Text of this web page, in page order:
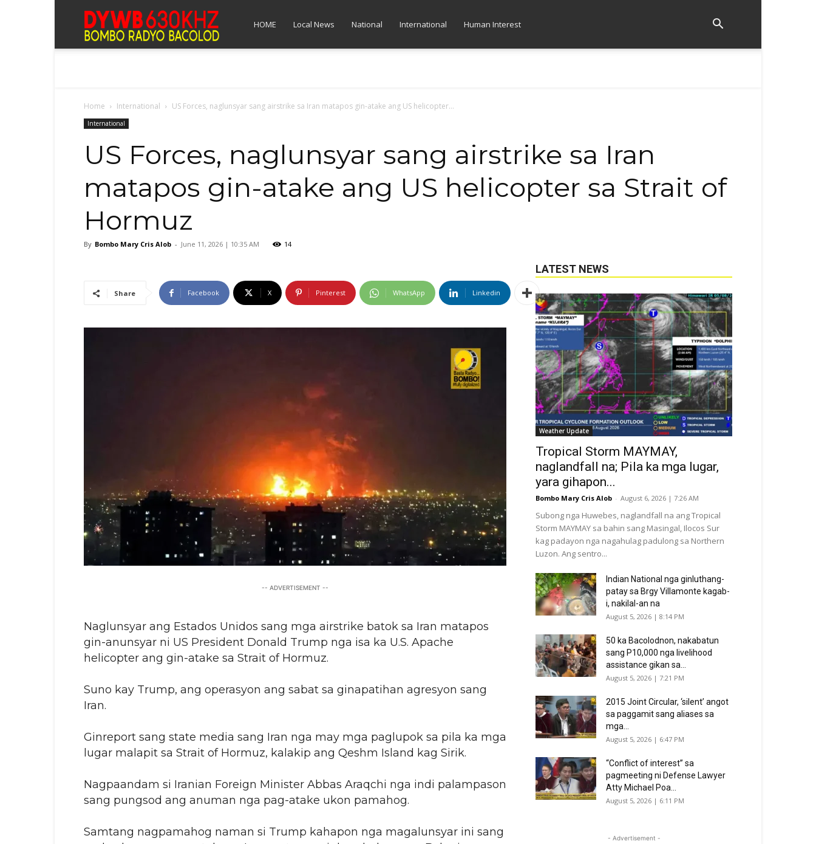
HOME Local News National International Human Interest
Home International US Forces, naglunsyar sang airstrike sa Iran matapos gin-atake ang US helicopter...
International
US Forces, naglunsyar sang airstrike sa Iran
matapos gin-atake ang US helicopter sa Strait of
Hormuz
By Bombo Mary Cris Alob - June 11, 2026 | 10:35 AM 14
Share Facebook X Pinterest WhatsApp Linkedin
-- ADVERTISEMENT --
Naglunsyar ang Estados Unidos sang mga airstrike batok sa Iran matapos
gin-anunsyar ni US President Donald Trump nga isa ka U.S. Apache
helicopter ang gin-atake sa Strait of Hormuz.
Suno kay Trump, ang operasyon ang sabat sa ginapatihan agresyon sang
Iran.
Ginreport sang state media sang Iran nga may mga paglupok sa pila ka mga
lugar malapit sa Strait of Hormuz, kalakip ang Qeshm Island kag Sirik.
Nagpaandam si Iranian Foreign Minister Abbas Araqchi nga indi palampason
sang pungsod ang anuman nga pag-atake ukon pamahog.
Samtang nagpamahog naman si Trump kahapon nga magalunsyar ini sang
LATEST NEWS
Weather Update
Tropical Storm MAYMAY,
naglandfall na; Pila ka mga lugar,
yara gihapon...
Bombo Mary Cris Alob - August 6, 2026 | 7:26 AM
Subong nga Huwebes, naglandfall na ang Tropical
Storm MAYMAY sa bahin sang Masingal, Ilocos Sur
kag padayon nga nagahulag padulong sa Northern
Luzon. Ang sentro...
Indian National nga ginluthang-
patay sa Brgy Villamonte kagab-
i, nakilal-an na
August 5, 2026 | 8:14 PM
50 ka Bacolodnon, nakabatun
sang P10,000 nga livelihood
assistance gikan sa...
August 5, 2026 | 7:21 PM
2015 Joint Circular, ‘silent’ angot
sa paggamit sang aliases sa
mga...
August 5, 2026 | 6:47 PM
“Conflict of interest” sa
pagmeeting ni Defense Lawyer
Atty Michael Poa...
August 5, 2026 | 6:11 PM
- Advertisement -